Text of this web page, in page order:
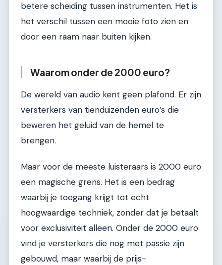
betere scheiding tussen instrumenten. Het is
het verschil tussen een mooie foto zien en
door een raam naar buiten kijken.
Waarom onder de 2000 euro?
De wereld van audio kent geen plafond. Er zijn
versterkers van tienduizenden euro’s die
beweren het geluid van de hemel te
brengen.
Maar voor de meeste luisteraars is 2000 euro
een magische grens. Het is een bedrag
waarbij je toegang krijgt tot echt
hoogwaardige techniek, zonder dat je betaalt
voor exclusiviteit alleen. Onder de 2000 euro
vind je versterkers die nog met passie zijn
gebouwd, maar waarbij de prijs-